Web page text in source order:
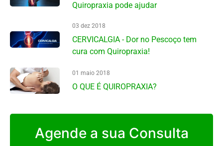
Quiropraxia pode ajudar
03 dez 2018
CERVICALGIA - Dor no Pescoço tem
cura com Quiropraxia!
01 maio 2018
O QUE É QUIROPRAXIA?
Agende a sua Consulta